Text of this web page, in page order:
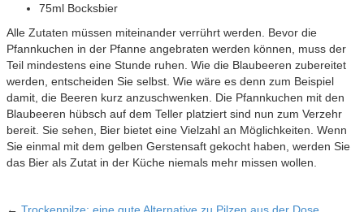
75ml Bocksbier
Alle Zutaten müssen miteinander verrührt werden. Bevor die
Pfannkuchen in der Pfanne angebraten werden können, muss der
Teil mindestens eine Stunde ruhen. Wie die Blaubeeren zubereitet
werden, entscheiden Sie selbst. Wie wäre es denn zum Beispiel
damit, die Beeren kurz anzuschwenken. Die Pfannkuchen mit den
Blaubeeren hübsch auf dem Teller platziert sind nun zum Verzehr
bereit. Sie sehen, Bier bietet eine Vielzahl an Möglichkeiten. Wenn
Sie einmal mit dem gelben Gerstensaft gekocht haben, werden Sie
das Bier als Zutat in der Küche niemals mehr missen wollen.